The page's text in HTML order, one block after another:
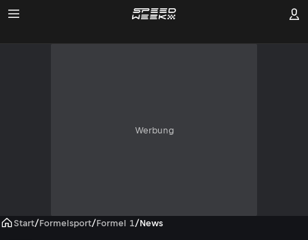
Werbung
Start/Formelsport/Formel 1/News